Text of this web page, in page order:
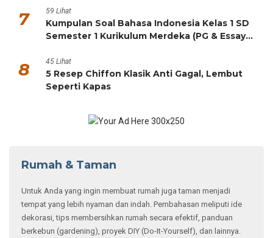
7 59 Lihat
Kumpulan Soal Bahasa Indonesia Kelas 1 SD
Semester 1 Kurikulum Merdeka (PG & Essay
8 45 Lihat
5 Resep Chiffon Klasik Anti Gagal, Lembut
Seperti Kapas
Rumah & Taman
Untuk Anda yang ingin membuat rumah juga taman menjadi
tempat yang lebih nyaman dan indah. Pembahasan meliputi ide
dekorasi, tips membersihkan rumah secara efektif, panduan
berkebun (gardening), proyek DIY (Do-It-Yourself), dan lainnya.